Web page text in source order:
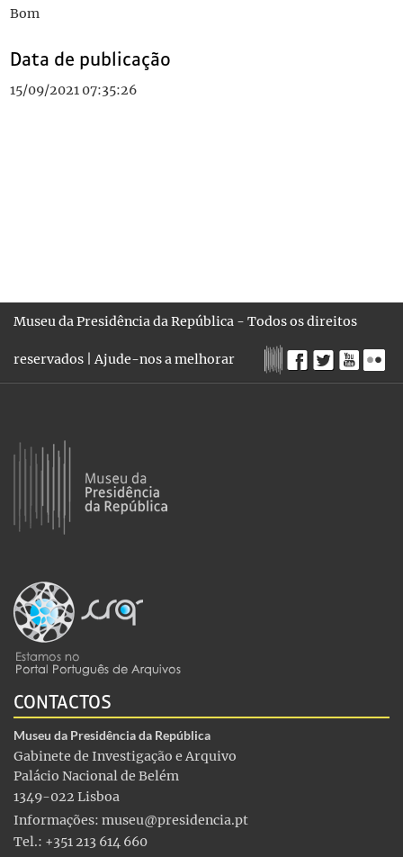
Bom
Data de publicação
15/09/2021 07:35:26
Museu da Presidência da República - Todos os direitos
reservados |Ajude-nos a melhorar
CONTACTOS
Museu da Presidência da República
Gabinete de Investigação e Arquivo
Palácio Nacional de Belém
1349-022 Lisboa
Informações: museu@presidencia.pt
Tel.: +351 213 614 660